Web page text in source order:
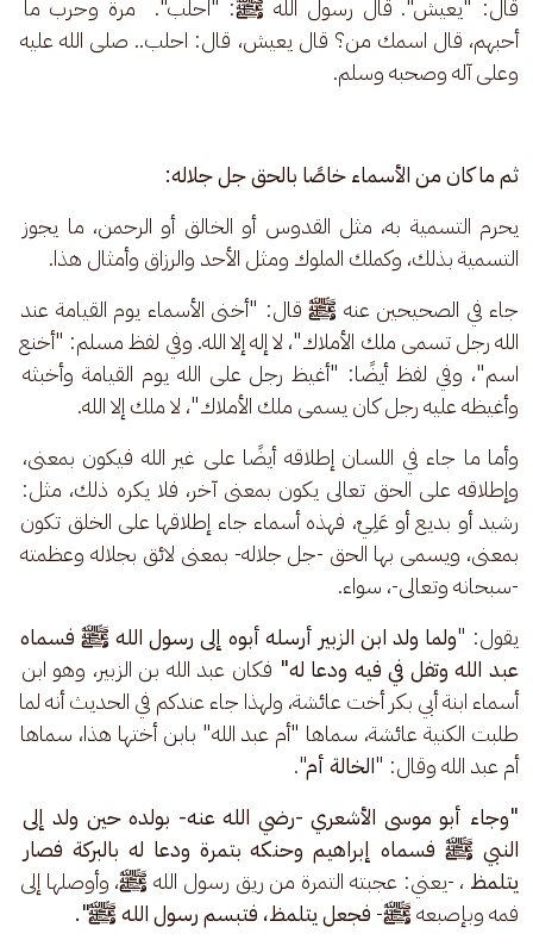
قال: "يعيش". قال رسول الله ﷺ: "احلب".  مرة وحرب ما
أحبهم، قال اسمك من؟ قال يعيش، قال: احلب.. صلى الله عليه
وعلى آله وصحبه وسلم.
ثم ما كان من الأسماء خاصًا بالحق جل جلاله:
يحرم التسمية به، مثل القدوس أو الخالق أو الرحمن، ما يجوز
التسمية بذلك، وكملك الملوك ومثل الأحد والرزاق وأمثال هذا.
جاء في الصحيحين عنه ﷺ قال: "أخنى الأسماء يوم القيامة عند
الله رجل تسمى ملك الأملاك"، لا إله إلا الله. وفي لفظ مسلم: "أخنع
اسم"، وفي لفظ أيضًا: "أغيظ رجل على الله يوم القيامة وأخبثه
وأغيظه عليه رجل كان يسمى ملك الأملاك"، لا ملك إلا الله.
وأما ما جاء في اللسان إطلاقه أيضًا على غير الله فيكون بمعنى،
وإطلاقه على الحق تعالى يكون بمعنى آخر، فلا يكره ذلك، مثل:
رشيد أو بديع أو عَلِيْ، فهذه أسماء جاء إطلاقها على الخلق تكون
بمعنى، ويسمى بها الحق -جل جلاله- بمعنى لائق بجلاله وعظمته
-سبحانه وتعالى-، سواء.
يقول: "ولما ولد ابن الزبير أرسله أبوه إلى رسول الله ﷺ فسماه
عبد الله وتفل في فيه ودعا له" فكان عبد الله بن الزبير، وهو ابن
أسماء ابنة أبي بكر أخت عائشة، ولهذا جاء عندكم في الحديث أنه لما
طلبت الكنية عائشة، سماها "أم عبد الله" بابن أختها هذا، سماها
أم عبد الله وقال: "الخالة أم".
"وجاء أبو موسى الأشعري -رضي الله عنه- بولده حين ولد إلى
النبي ﷺ فسماه إبراهيم وحنكه بتمرة ودعا له بالبركة فصار
يتلمظ ، -يعني: عجبته التمرة من ريق رسول الله ﷺ، وأوصلها إلى
فمه وبإصبعه ﷺ- فجعل يتلمظ، فتبسم رسول الله ﷺ".